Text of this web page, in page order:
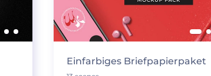
Einfarbiges Briefpapierpaket